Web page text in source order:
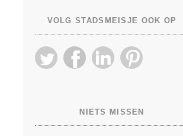
VOLG STADSMEISJE OOK OP
NIETS MISSEN